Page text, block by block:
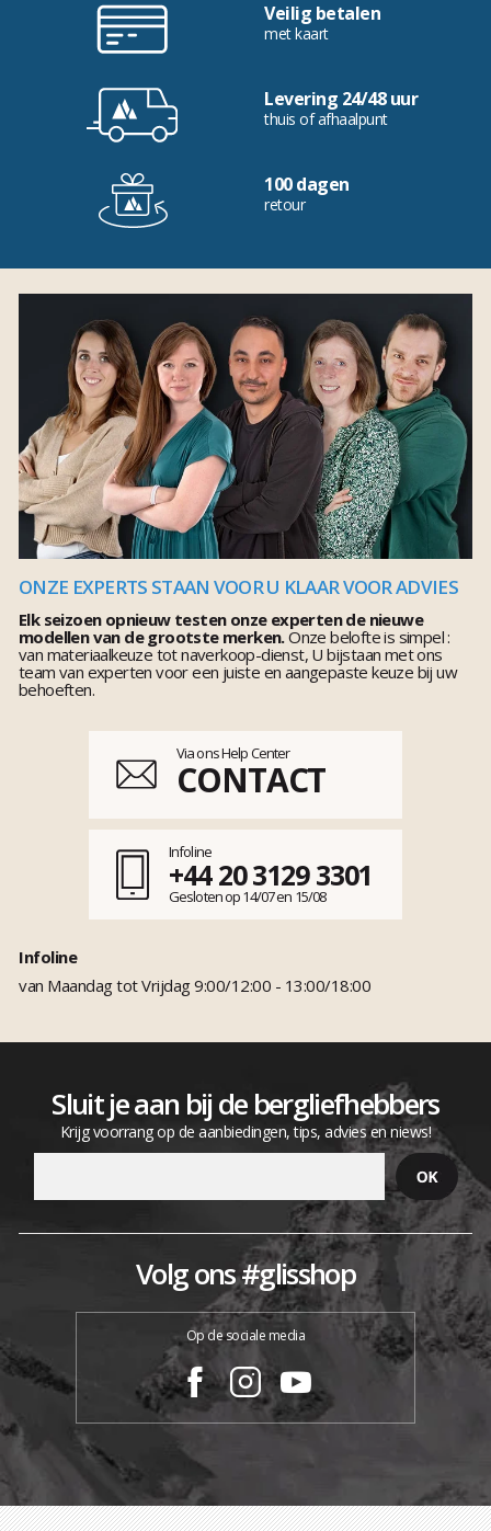
Veilig betalen
met kaart
Levering 24/48 uur
thuis of afhaalpunt
100 dagen
retour
ONZE EXPERTS STAAN VOOR U KLAAR VOOR ADVIES
Elk seizoen opnieuw testen onze experten de nieuwe
modellen van de grootste merken.Onze belofte is simpel :
van materiaalkeuze tot naverkoop-dienst, U bijstaan met ons
team van experten voor een juiste en aangepaste keuze bij uw
behoeften.
Via ons Help Center
CONTACT
Infoline
+44 20 3129 3301
Gesloten op 14/07 en 15/08
Infoline
van Maandag tot Vrijdag 9:00/12:00 - 13:00/18:00
Sluit je aan bij de bergliefhebbers
Krijg voorrang op de aanbiedingen, tips, advies en niews!
Volg ons #glisshop
Op de sociale media